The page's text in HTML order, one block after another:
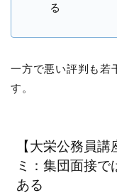
る
一方で悪い評判も若
す。
【大栄公務員
ミ：集団面接
ある